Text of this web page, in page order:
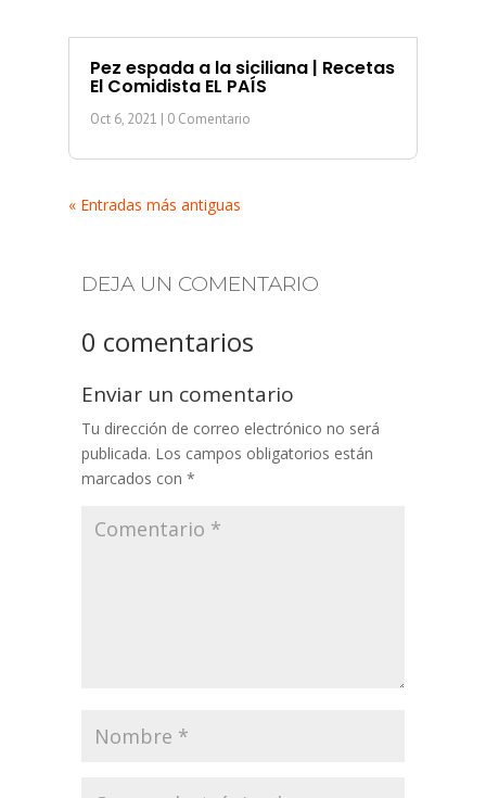
Pez espada a la siciliana | Recetas
El Comidista EL PAÍS
Oct 6, 2021 | 0 Comentario
« Entradas más antiguas
DEJA UN COMENTARIO
0 comentarios
Enviar un comentario
Tu dirección de correo electrónico no será
publicada. Los campos obligatorios están
marcados con *